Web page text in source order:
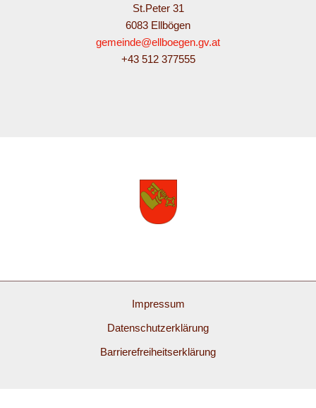
St.Peter 31
6083 Ellbögen
gemeinde@ellboegen.gv.at
+43 512 377555
Impressum
Datenschutzerklärung
Barrierefreiheitserklärung